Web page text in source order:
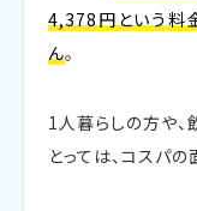
4,378円という料
ん。
1人暮らしの方や
とっては、コスパの